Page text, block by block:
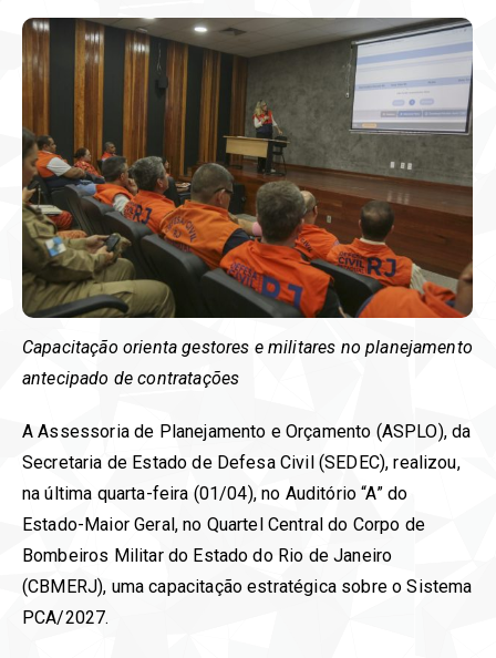
Capacitação orienta gestores e militares no planejamento
antecipado de contratações
A Assessoria de Planejamento e Orçamento (ASPLO), da
Secretaria de Estado de Defesa Civil (SEDEC), realizou,
na última quarta-feira (01/04), no Auditório “A” do
Estado-Maior Geral, no Quartel Central do Corpo de
Bombeiros Militar do Estado do Rio de Janeiro
(CBMERJ), uma capacitação estratégica sobre o Sistema
PCA/2027.